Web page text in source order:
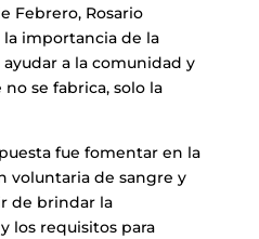
Febrero, Rosario
la importancia de la
a la comunidad y
se fabrica, solo la
fue fomentar en la
voluntaria de sangre y
de brindar la
los requisitos para